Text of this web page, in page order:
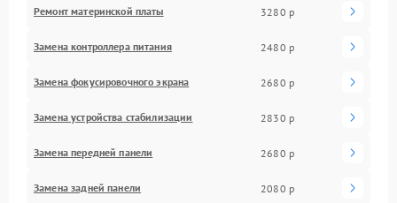
Ремонт материнской платы 3280 р
Замена контроллера питания 2480 р
Замена фокусировочного экрана 2680 р
Замена устройства стабилизации 2830 р
Замена передней панели 2680 р
Замена задней панели 2080 р